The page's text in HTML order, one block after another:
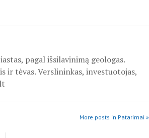
pagal išsilavinimą geologas.
ir tėvas. Verslininkas, investuotojas,
More posts in Patarimai »